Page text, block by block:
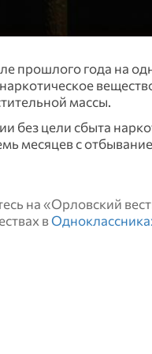
прошлого года на
массы.
цели сбыта
месяцев с
на «Орловский
в